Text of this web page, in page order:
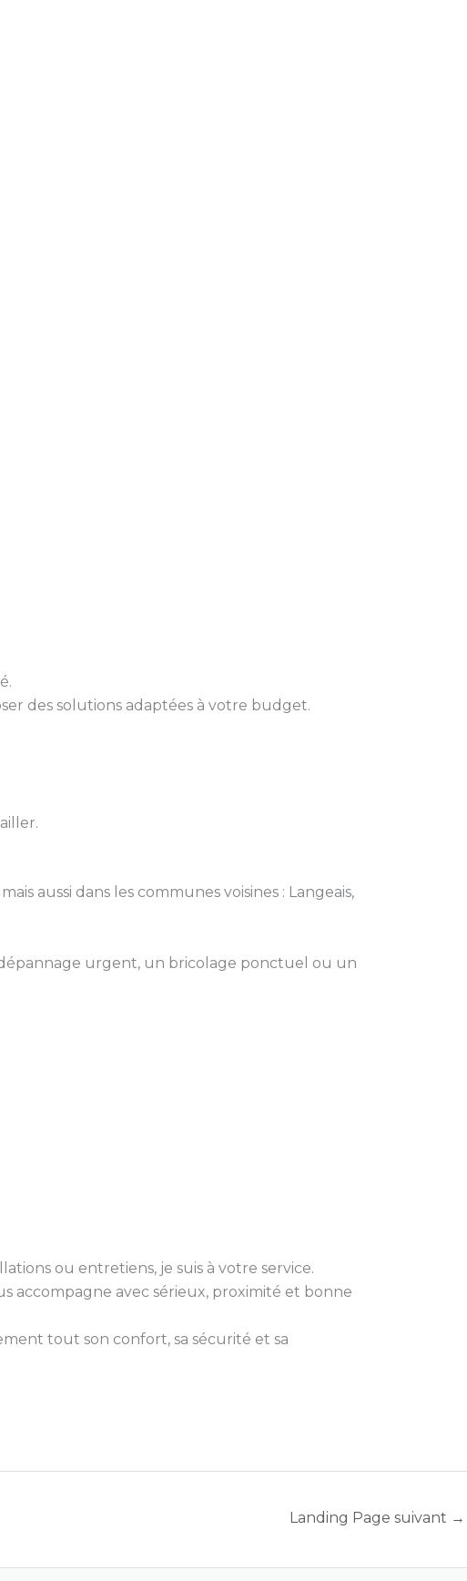
des solutions adaptées à votre budget.
mais aussi dans les communes voisines : Langeais,
urgent, un bricolage ponctuel ou un
ou entretiens, je suis à votre service.
accompagne avec sérieux, proximité et bonne
tout son confort, sa sécurité et sa
Landing Page suivant →